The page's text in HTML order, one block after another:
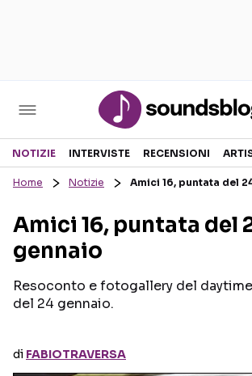
Sezioni
RECENSIONI MUSICALI
INTERVISTE
GOSSIP E CURIOSITÀ
TESTI
TALENT
NOTIZIE INTERVISTE RECENSIONI
Home Notizie Amici 16, puntata del
Amici 16, puntata del
gennaio
Resoconto e fotogallery del
del 24 gennaio.
di FABIOTRAVERSA